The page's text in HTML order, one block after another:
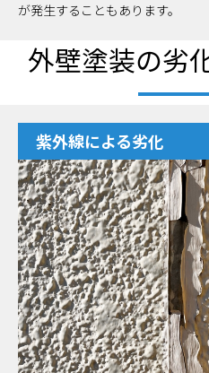
が発生することもあります。
外壁塗装の劣
紫外線による劣化